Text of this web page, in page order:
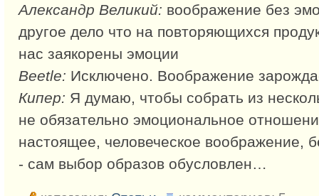
Александр Великий: воображение без
другое дело что на повторяющихся
нас заякорены эмоции
Beetle: Исключено. Воображение
Кипер: Я думаю, чтобы собрать из
не обязательно эмоциональное
настоящее, человеческое воображение,
- сам выбор образов обусловлен…